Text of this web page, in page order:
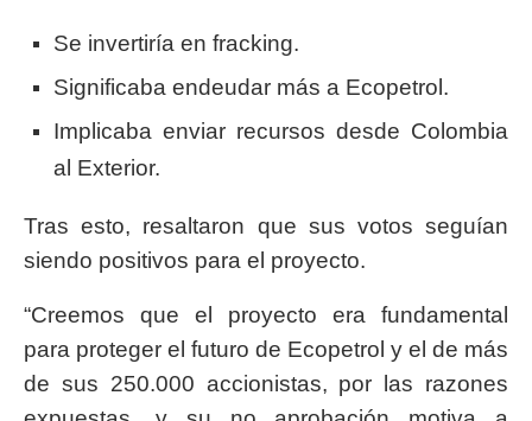
Se invertiría en fracking.
Significaba endeudar más a Ecopetrol.
Implicaba enviar recursos desde Colombia
al Exterior.
Tras esto, resaltaron que sus votos seguían
siendo positivos para el proyecto.
“Creemos que el proyecto era fundamental
para proteger el futuro de Ecopetrol y el de más
de sus 250.000 accionistas, por las razones